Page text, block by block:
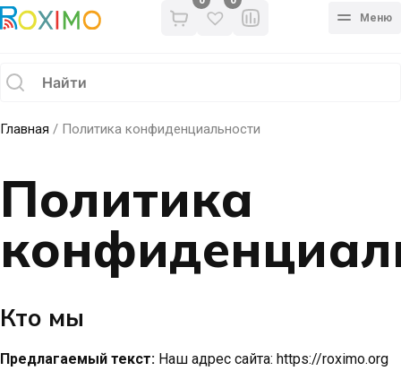
Меню
Главная / Политика конфиденциальности
Политика
Кто мы
Предлагаемый текст: Наш адрес сайта: https://roximo.org